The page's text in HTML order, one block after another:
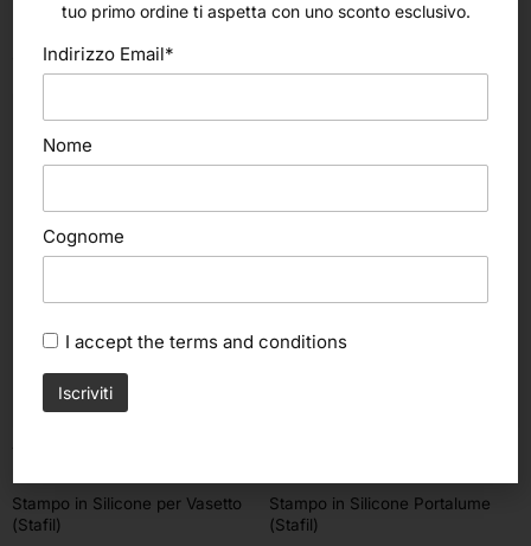
altri nostri prodotti
Stampo in Silicone per Vasetto
(Stafil)
Stampo in Silicone Portalume
(Stafil)
tuo primo ordine ti aspetta con uno sconto esclusivo.
Indirizzo Email*
Nome
Cognome
I accept the terms and conditions